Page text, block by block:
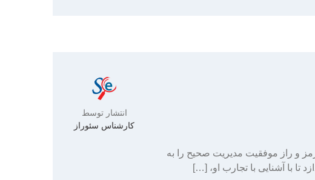
انتشار توسط
کارشناس سئوراز
و راز موفقیت مدیریت صحیح را به
با آشنایی با تجارب او، […]